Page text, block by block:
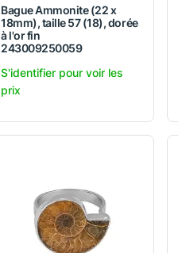
Bague Ammonite (22 x
18mm), taille 57 (18), dorée
à l'or fin
243009250059
S'identifier pour voir les
prix